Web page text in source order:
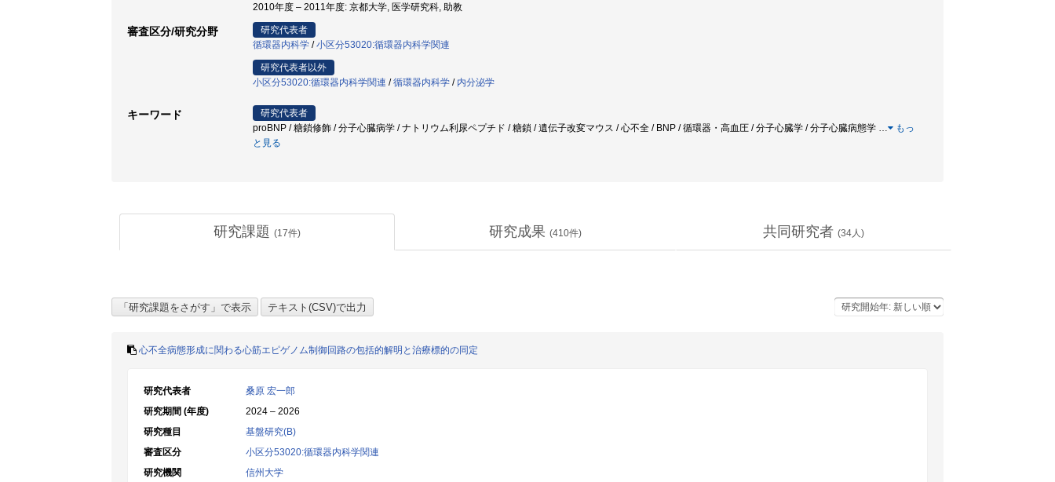
2010年度 – 2011年度: 京都大学, 医学研究科, 助教
審査区分/研究分野
研究代表者
循環器内科学 /小区分53020:循環器内科学関連
研究代表者以外
小区分53020:循環器内科学関連 /循環器内科学 / 内分泌学
キーワード
研究代表者
proBNP / 糖鎖修飾 / 分子心臓病学 / ナトリウム利尿ペプチド / 糖鎖 / 遺伝子改変マウス / 心不全 / BNP / 循環器・高血圧 / 分子心臓学 / 分子心臓病態学 …
もっ
と見る
研究課題 (17件) 研究成果 (410件) 共同研究者 (34人)
心不全病態形成に関わる心筋エピゲノム制御回路の包括的解明と治療標的の同定
研究代表者
桑原 宏一郎
研究期間 (年度)
2024 – 2026
研究種目
基盤研究(B)
審査区分
小区分53020:循環器内科学関連
研究機関
信州大学